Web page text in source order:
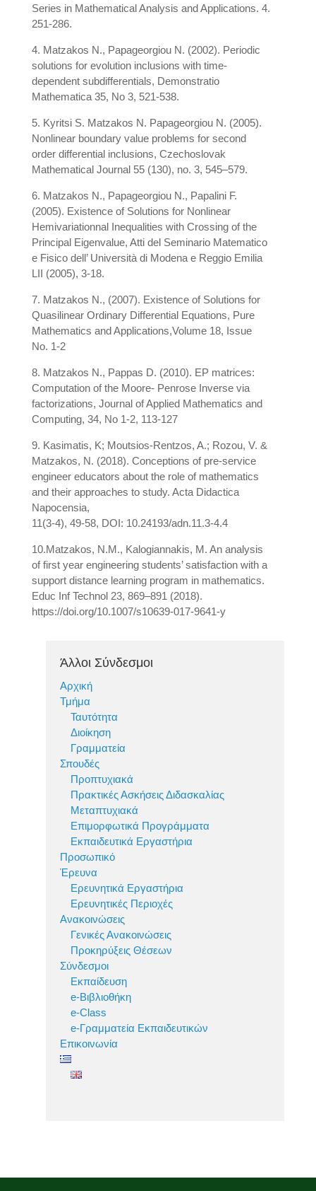
Series in Mathematical Analysis and Applications. 4.
251-286.
4. Matzakos N., Papageorgiou N. (2002). Periodic
solutions for evolution inclusions with time-
dependent subdifferentials, Demonstratio
Mathematica 35, No 3, 521-538.
5. Kyritsi S. Matzakos N. Papageorgiou N. (2005).
Nonlinear boundary value problems for second
order differential inclusions, Czechoslovak
Mathematical Journal 55 (130), no. 3, 545–579.
6. Matzakos N., Papageorgiou N., Papalini F.
(2005). Existence of Solutions for Nonlinear
Hemivariationnal Inequalities with Crossing of the
Principal Eigenvalue, Atti del Seminario Matematico
e Fisico dell’ Università di Modena e Reggio Emilia
LII (2005), 3-18.
7. Matzakos N., (2007). Existence of Solutions for
Quasilinear Ordinary Differential Equations, Pure
Mathematics and Applications,Volume 18, Issue
No. 1-2
8. Matzakos N., Pappas D. (2010). EP matrices:
Computation of the Moore- Penrose Inverse via
factorizations, Journal of Applied Mathematics and
Computing, 34, No 1-2, 113-127
9. Kasimatis, K; Moutsios-Rentzos, A.; Rozou, V. &
Matzakos, N. (2018). Conceptions of pre-service
engineer educators about the role of mathematics
and their approaches to study. Acta Didactica
Napocensia,
11(3-4), 49-58, DOI: 10.24193/adn.11.3-4.4
10.Matzakos, N.M., Kalogiannakis, M. An analysis
of first year engineering students’ satisfaction with a
support distance learning program in mathematics.
Educ Inf Technol 23, 869–891 (2018).
https://doi.org/10.1007/s10639-017-9641-y
Άλλοι Σύνδεσμοι
Αρχική
Τμήμα
Ταυτότητα
Διοίκηση
Γραμματεία
Σπουδές
Προπτυχιακά
Πρακτικές Ασκήσεις Διδασκαλίας
Μεταπτυχιακά
Επιμορφωτικά Προγράμματα
Εκπαιδευτικά Εργαστήρια
Προσωπικό
Έρευνα
Ερευνητικά Εργαστήρια
Ερευνητικές Περιοχές
Ανακοινώσεις
Γενικές Ανακοινώσεις
Προκηρύξεις Θέσεων
Σύνδεσμοι
Εκπαίδευση
e-Βιβλιοθήκη
e-Class
e-Γραμματεία Εκπαιδευτικών
Επικοινωνία